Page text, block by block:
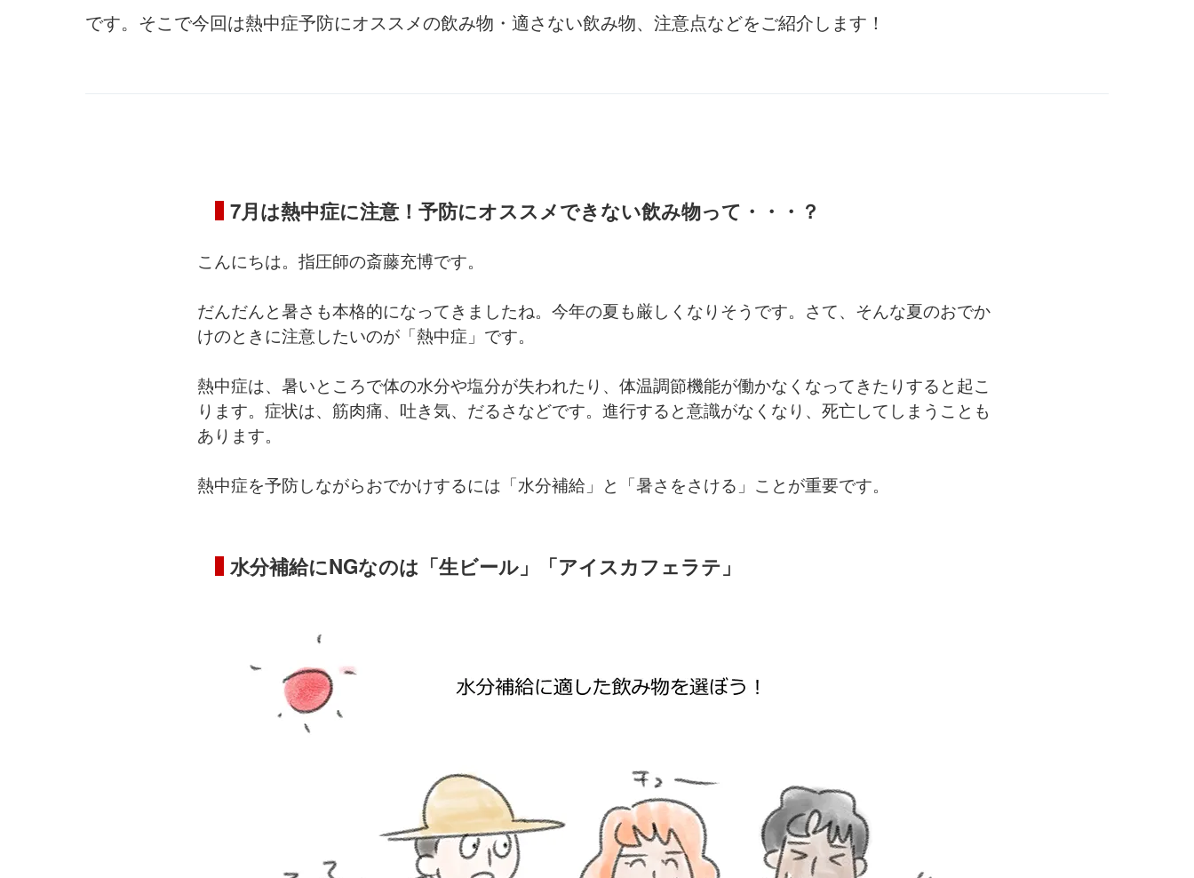
です。そこで今回は熱中症予防にオススメの飲み物・適さない飲み物、注意点などをご紹介します！
7月は熱中症に注意！予防にオススメできない飲み物って・・・？
こんにちは。指圧師の斎藤充博です。
だんだんと暑さも本格的になってきましたね。今年の夏も厳しくなりそうです。さて、そんな夏のおでか
けのときに注意したいのが「熱中症」です。
熱中症は、暑いところで体の水分や塩分が失われたり、体温調節機能が働かなくなってきたりすると起こ
ります。症状は、筋肉痛、吐き気、だるさなどです。進行すると意識がなくなり、死亡してしまうことも
あります。
熱中症を予防しながらおでかけするには「水分補給」と「暑さをさける」ことが重要です。
水分補給にNGなのは「生ビール」「アイスカフェラテ」